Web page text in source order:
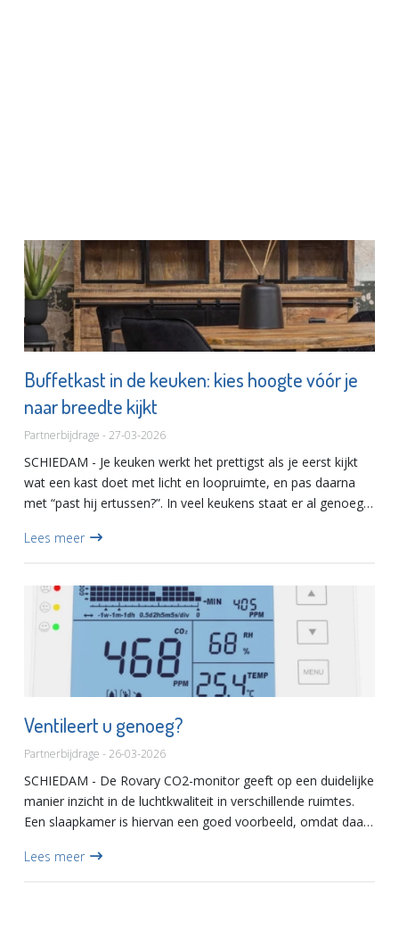
Buffetkast in de keuken: kies hoogte vóór je
naar breedte kijkt
Partnerbijdrage - 27-03-2026
SCHIEDAM - Je keuken werkt het prettigst als je eerst kijkt
wat een kast doet met licht en loopruimte, en pas daarna
met “past hij ertussen?”. In veel keukens staat er al genoeg
Lees meer
Ventileert u genoeg?
Partnerbijdrage - 26-03-2026
SCHIEDAM - De Rovary CO2-monitor geeft op een duidelijke
manier inzicht in de luchtkwaliteit in verschillende ruimtes.
Een slaapkamer is hiervan een goed voorbeeld, omdat daar
Lees meer